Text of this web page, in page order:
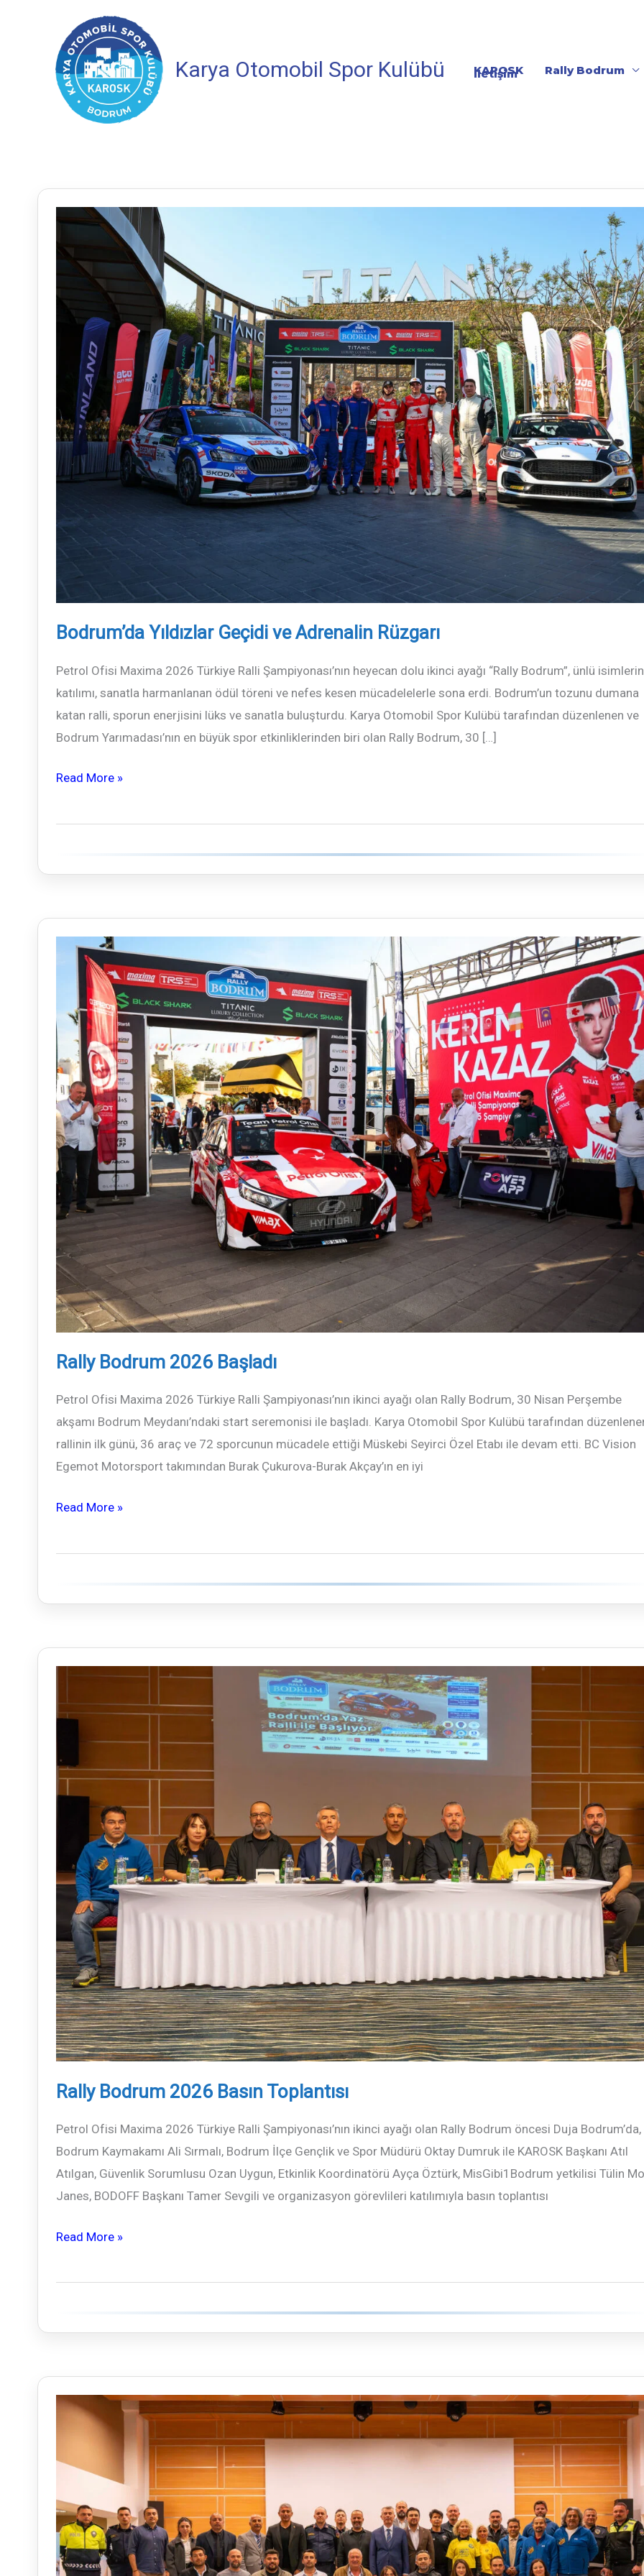
Karya Otomobil Spor Kulübü KAROSK Rally Bodrum
İletişim
Bodrum’da Yıldızlar Geçidi ve Adrenalin Rüzgarı
Petrol Ofisi Maxima 2026 Türkiye Ralli Şampiyonası’nın heyecan dolu ikinci ayağı “Rally Bodrum”, ünlü isimlerin
katılımı, sanatla harmanlanan ödül töreni ve nefes kesen mücadelelerle sona erdi. Bodrum’un tozunu dumana
katan ralli, sporun enerjisini lüks ve sanatla buluşturdu. Karya Otomobil Spor Kulübü tarafından düzenlenen ve
Bodrum Yarımadası’nın en büyük spor etkinliklerinden biri olan Rally Bodrum, 30 […]
Bodrum’da
Geçidi
Read More »
Rally Bodrum 2026 Başladı
Petrol Ofisi Maxima 2026 Türkiye Ralli Şampiyonası’nın ikinci ayağı olan Rally Bodrum, 30 Nisan Perşembe
akşamı Bodrum Meydanı’ndaki start seremonisi ile başladı. Karya Otomobil Spor Kulübü tarafından
rallinin ilk günü, 36 araç ve 72 sporcunun mücadele ettiği Müskebi Seyirci Özel Etabı ile devam etti. BC Vision
Egemot Motorsport takımından Burak Çukurova-Burak Akçay’ın en iyi
Rally
2026
Read More »
Rally Bodrum 2026 Basın Toplantısı
Petrol Ofisi Maxima 2026 Türkiye Ralli Şampiyonası’nın ikinci ayağı olan Rally Bodrum öncesi Duja Bodrum’da,
Bodrum Kaymakamı Ali Sırmalı, Bodrum İlçe Gençlik ve Spor Müdürü Oktay Dumruk ile KAROSK Başkanı Atıl
Atılgan, Güvenlik Sorumlusu Ozan Uygun, Etkinlik Koordinatörü Ayça Öztürk, MisGibi1Bodrum yetkilisi Tülin
Janes, BODOFF Başkanı Tamer Sevgili ve organizasyon görevlileri katılımıyla basın toplantısı
Rally
2026
Read More »